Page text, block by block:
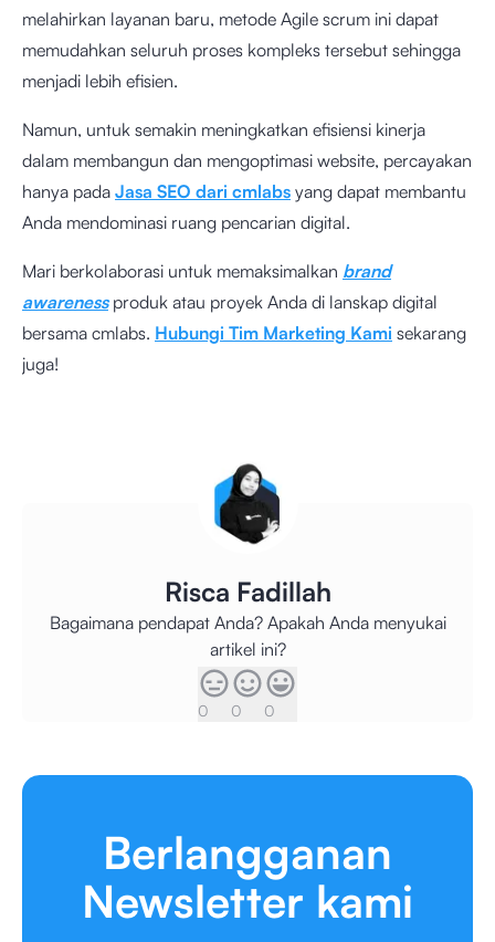
melahirkan layanan baru, metode Agile scrum ini dapat
memudahkan seluruh proses kompleks tersebut sehingga
menjadi lebih efisien.
Namun, untuk semakin meningkatkan efisiensi kinerja
dalam membangun dan mengoptimasi website, percayakan
hanya pada Jasa SEO dari cmlabs yang dapat membantu
Anda mendominasi ruang pencarian digital.
Mari berkolaborasi untuk memaksimalkan brand
awareness produk atau proyek Anda di lanskap digital
bersama cmlabs. Hubungi Tim Marketing Kami sekarang
juga!
Risca Fadillah
Bagaimana pendapat Anda? Apakah Anda menyukai
artikel ini?
0 0 0
Berlangganan
Newsletter kami